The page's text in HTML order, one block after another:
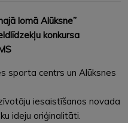
lomā Alūksne”
konkursa
sporta centrs un Alūksnes
iesaistīšanos novada
ideju oriģinalitāti.